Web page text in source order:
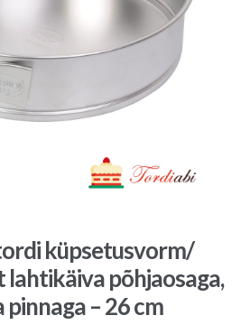
küpsetusvorm/
lahtikäiva põhjaosaga,
– 26 cm